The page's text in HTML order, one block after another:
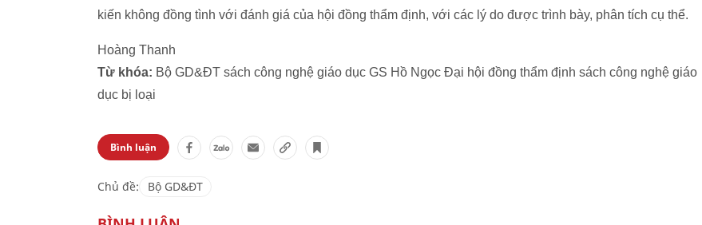
kiến không đồng tình với đánh giá của hội đồng thẩm định, với các lý do được trình bày, phân tích cụ thể.
Hoàng Thanh
Từ khóa: Bộ GD&ĐT sách công nghệ giáo dục GS Hồ Ngọc Đại hội đồng thẩm định sách công nghệ giáo
dục bị loại
Bình luận
Chủ đề: Bộ GD&ĐT